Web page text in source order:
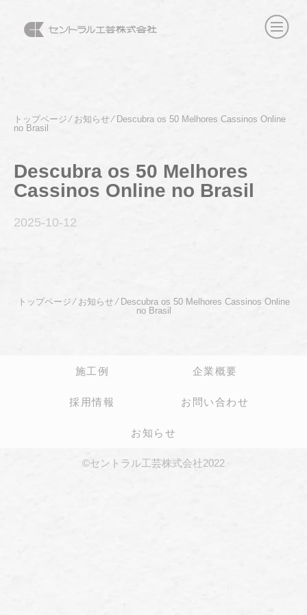
トップページ⁄ お知らせ⁄ Descubra os 50 Melhores Cassinos Online
no Brasil
Descubra os 50 Melhores
Cassinos Online no Brasil
2025-10-12
トップページ ⁄ お知らせ⁄ Descubra os 50 Melhores Cassinos Online
no Brasil
施工例 企業概要
採用情報 お問い合わせ
お知らせ
©セントラル工芸株式会社2022